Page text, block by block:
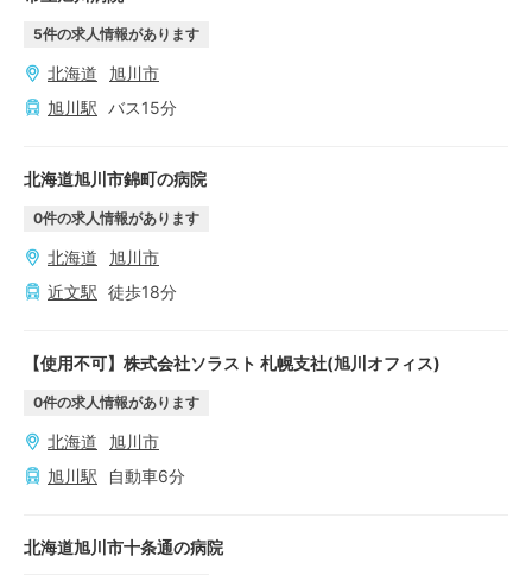
5件の求人情報があります
北海道
旭川市
旭川駅 バス15分
北海道旭川市錦町の病院
0件の求人情報があります
北海道
旭川市
近文駅 徒歩18分
【使用不可】株式会社ソラスト 札幌支社(旭川オフィス)
0件の求人情報があります
北海道
旭川市
旭川駅 自動車6分
北海道旭川市十条通の病院